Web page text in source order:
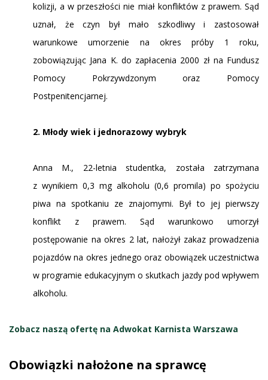
kolizji, a w przeszłości nie miał konfliktów z prawem. Sąd
uznał, że czyn był mało szkodliwy i zastosował
warunkowe umorzenie na okres próby 1 roku,
zobowiązując Jana K. do zapłacenia 2000 zł na Fundusz
Pomocy Pokrzywdzonym oraz Pomocy
Postpenitencjarnej.
2. Młody wiek i jednorazowy wybryk
Anna M., 22-letnia studentka, została zatrzymana
z wynikiem 0,3 mg alkoholu (0,6 promila) po spożyciu
piwa na spotkaniu ze znajomymi. Był to jej pierwszy
konflikt z prawem. Sąd warunkowo umorzył
postępowanie na okres 2 lat, nałożył zakaz prowadzenia
pojazdów na okres jednego oraz obowiązek uczestnictwa
w programie edukacyjnym o skutkach jazdy pod wpływem
alkoholu.
Zobacz naszą ofertę na Adwokat Karnista Warszawa
Obowiązki nałożone na sprawcę